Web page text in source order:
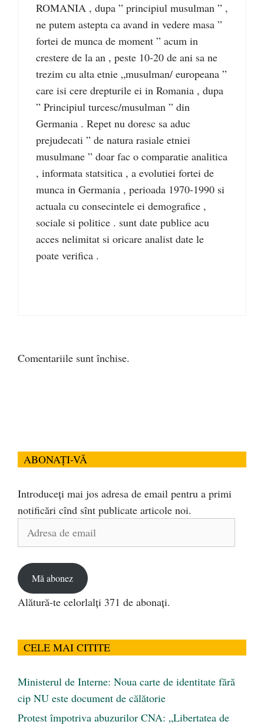
ROMANIA , dupa ” principiul musulman ” ,
ne putem astepta ca avand in vedere masa ”
fortei de munca de moment ” acum in
crestere de la an , peste 10-20 de ani sa ne
trezim cu alta etnie „musulman/ europeana ”
care isi cere drepturile ei in Romania , dupa
” Principiul turcesc/musulman ” din
Germania . Repet nu doresc sa aduc
prejudecati ” de natura rasiale etniei
musulmane ” doar fac o comparatie analitica
, informata statsitica , a evolutiei fortei de
munca in Germania , perioada 1970-1990 si
actuala cu consecintele ei demografice ,
sociale si politice . sunt date publice acu
acces nelimitat si oricare analist date le
poate verifica .
Comentariile sunt închise.
ABONAȚI-VĂ
Introduceți mai jos adresa de email pentru a primi
notificări cînd sînt publicate articole noi.
Adresa
Mă abonez
Alătură-te celorlalți 371 de abonați.
CELE MAI CITITE
Ministerul de Interne: Noua carte de identitate fără
cip NU este document de călătorie
Protest împotriva abuzurilor CNA: „Libertatea de